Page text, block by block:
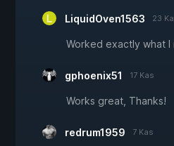
LiquidOven1563 23
Worked exactly what
gphoenix51 17 Kas
Works great, Thanks!
redrum1959 7 Kas